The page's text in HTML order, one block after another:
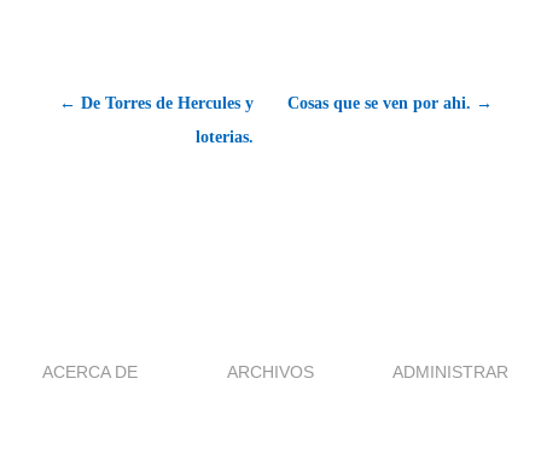
← De Torres de Hercules y
loterias.
Cosas que se ven por ahi. →
ACERCA DE ARCHIVOS ADMINISTRAR